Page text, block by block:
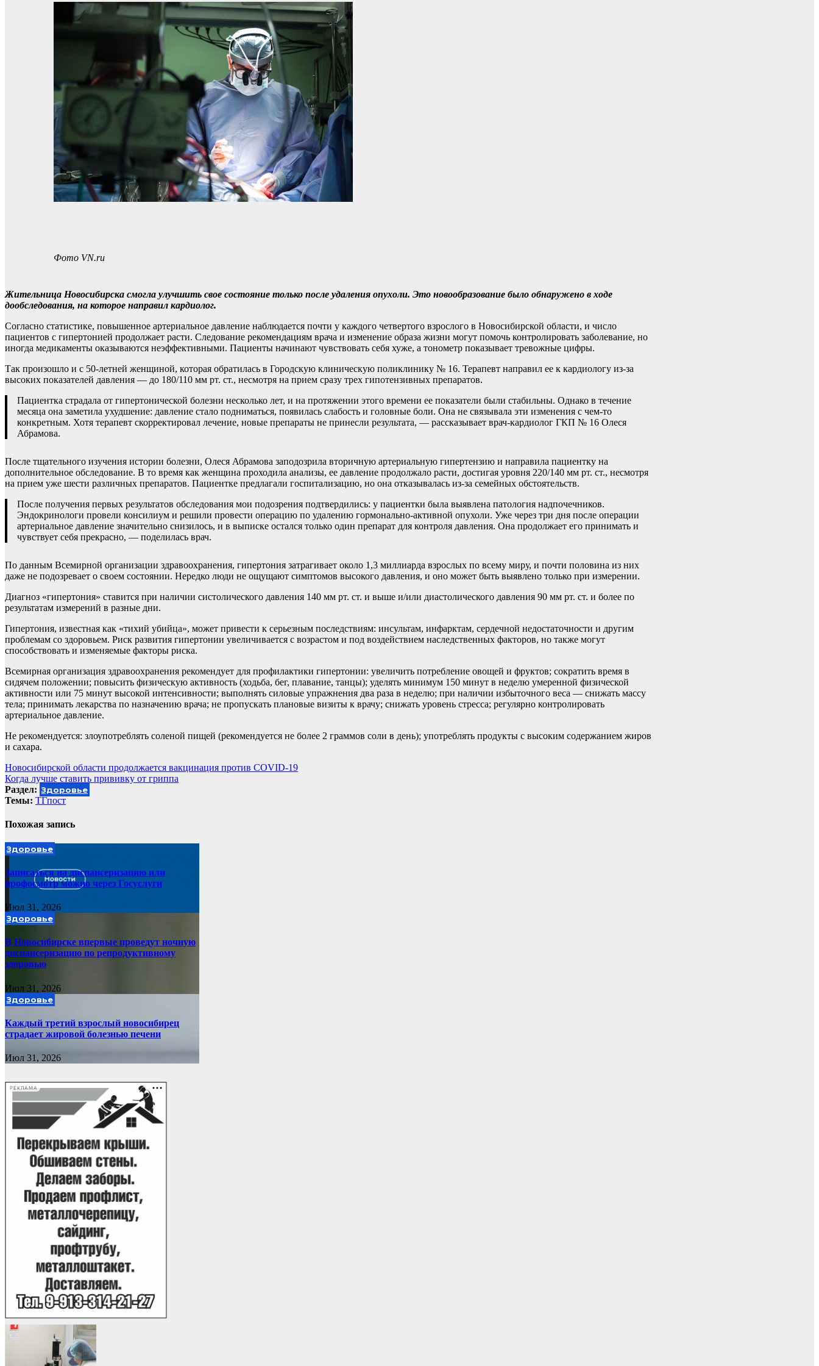
Фото VN.ru
Жительница Новосибирска смогла улучшить свое состояние только после удаления опухоли. Это новообразование было обнаружено в ходе
дообследования, на которое направил кардиолог.
Согласно статистике, повышенное артериальное давление наблюдается почти у каждого четвертого взрослого в Новосибирской области, и число
пациентов с гипертонией продолжает расти. Следование рекомендациям врача и изменение образа жизни могут помочь контролировать заболевание, но
иногда медикаменты оказываются неэффективными. Пациенты начинают чувствовать себя хуже, а тонометр показывает тревожные цифры.
Так произошло и с 50-летней женщиной, которая обратилась в Городскую клиническую поликлинику № 16. Терапевт направил ее к кардиологу из-за
высоких показателей давления — до 180/110 мм рт. ст., несмотря на прием сразу трех гипотензивных препаратов.
Пациентка страдала от гипертонической болезни несколько лет, и на протяжении этого времени ее показатели были стабильны. Однако в течение
месяца она заметила ухудшение: давление стало подниматься, появилась слабость и головные боли. Она не связывала эти изменения с чем-то
конкретным. Хотя терапевт скорректировал лечение, новые препараты не принесли результата, — рассказывает врач-кардиолог ГКП № 16 Олеся
Абрамова.
После тщательного изучения истории болезни, Олеся Абрамова заподозрила вторичную артериальную гипертензию и направила пациентку на
дополнительное обследование. В то время как женщина проходила анализы, ее давление продолжало расти, достигая уровня 220/140 мм рт. ст., несмотря
на прием уже шести различных препаратов. Пациентке предлагали госпитализацию, но она отказывалась из-за семейных обстоятельств.
После получения первых результатов обследования мои подозрения подтвердились: у пациентки была выявлена патология надпочечников.
Эндокринологи провели консилиум и решили провести операцию по удалению гормонально-активной опухоли. Уже через три дня после операции
артериальное давление значительно снизилось, и в выписке остался только один препарат для контроля давления. Она продолжает его принимать и
чувствует себя прекрасно, — поделилась врач.
По данным Всемирной организации здравоохранения, гипертония затрагивает около 1,3 миллиарда взрослых по всему миру, и почти половина из них
даже не подозревает о своем состоянии. Нередко люди не ощущают симптомов высокого давления, и оно может быть выявлено только при измерении.
Диагноз «гипертония» ставится при наличии систолического давления 140 мм рт. ст. и выше и/или диастолического давления 90 мм рт. ст. и более по
результатам измерений в разные дни.
Гипертония, известная как «тихий убийца», может привести к серьезным последствиям: инсультам, инфарктам, сердечной недостаточности и другим
проблемам со здоровьем. Риск развития гипертонии увеличивается с возрастом и под воздействием наследственных факторов, но также могут
способствовать и изменяемые факторы риска.
Всемирная организация здравоохранения рекомендует для профилактики гипертонии: увеличить потребление овощей и фруктов; сократить время в
сидячем положении; повысить физическую активность (ходьба, бег, плавание, танцы); уделять минимум 150 минут в неделю умеренной физической
активности или 75 минут высокой интенсивности; выполнять силовые упражнения два раза в неделю; при наличии избыточного веса — снижать массу
тела; принимать лекарства по назначению врача; не пропускать плановые визиты к врачу; снижать уровень стресса; регулярно контролировать
артериальное давление.
Не рекомендуется: злоупотреблять соленой пищей (рекомендуется не более 2 граммов соли в день); употреблять продукты с высоким содержанием жиров
и сахара.
Навигация
по
записям
Новосибирской области продолжается вакцинация против COVID-19
Когда лучше ставить прививку от гриппа
Раздел: Здоровье
Темы: ТГпост
Похожая запись
Здоровье
Записаться на диспансеризацию или
профосмотр можно через Госуслуги
Июл 31, 2026
Здоровье
В Новосибирске впервые проведут ночную
диспансеризацию по репродуктивному
здоровью
Июл 31, 2026
Здоровье
Каждый третий взрослый новосибирец
страдает жировой болезнью печени
Июл 31, 2026
РЕКЛАМА